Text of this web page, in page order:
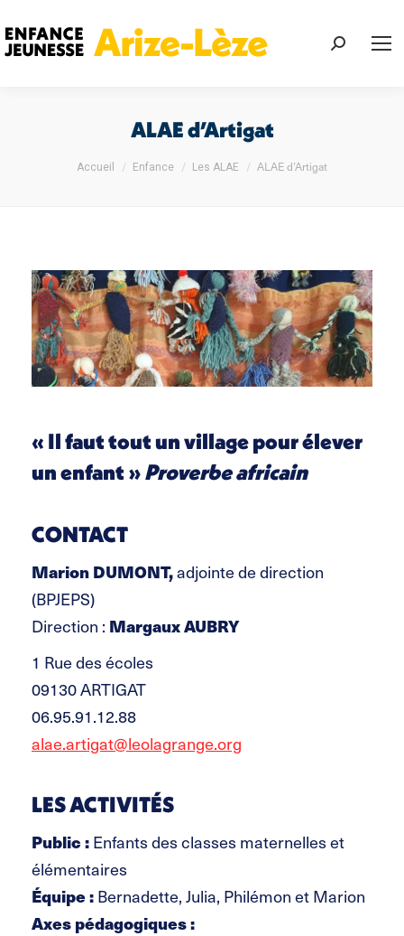
ALAE d’Artigat
Vous êtes ici :
Accueil Enfance Les ALAE ALAE d’Artigat
« Il faut tout un village pour élever
un enfant »Proverbe africain
CONTACT
Marion DUMONT,adjointe de direction
(BPJEPS)
Direction : Margaux AUBRY
1 Rue des écoles
09130 ARTIGAT
06.95.91.12.88
alae.artigat@leolagrange.org
LES ACTIVITÉS
Public :Enfants des classes maternelles et
élémentaires
Équipe :Bernadette, Julia, Philémon et Marion
Axes pédagogiques :